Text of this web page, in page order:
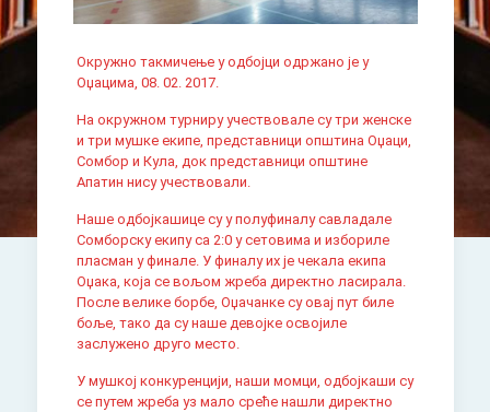
Окружно такмичење у одбојци одржано је у
Оџацима, 08. 02. 2017.
На окружном турниру учествовале су три женске
и три мушке екипе, представници општина Оџаци,
Сомбор и Кула, док представници општине
Апатин нису учествовали.
Наше одбојкашице су у полуфиналу савладале
Сомборску екипу са 2:0 у сетовима и избориле
пласман у финале. У финалу их је чекала екипа
Оџака, која се вољом жреба директно ласирала.
После велике борбе, Оџачанке су овај пут биле
боље, тако да су наше девојке освојиле
заслужено друго место.
У мушкој конкуренцији, наши момци, одбојкаши су
се путем жреба уз мало среће нашли директно